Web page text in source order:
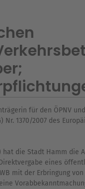
für den ÖPNV
1370/2007 des
hat die Stadt Hamm die
eines
mit der Erbringung